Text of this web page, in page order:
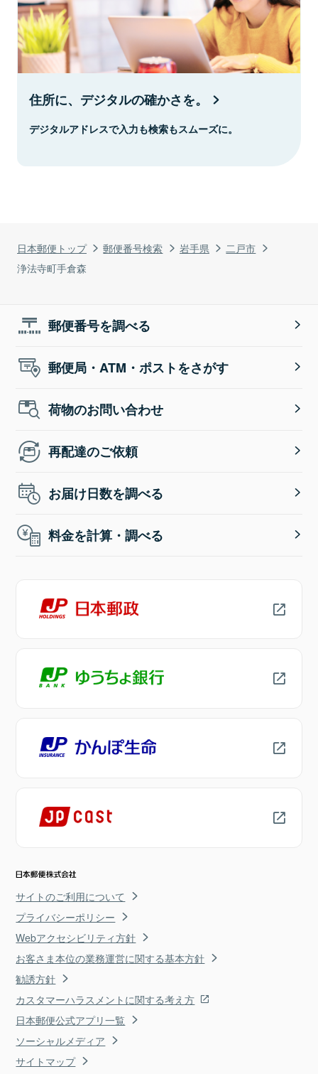
日本郵便トップ 郵便番号検索 岩手県
二戸市
浄法寺町手倉森
住所に、デジタルの確かさを。
デジタルアドレスで入力も検索もスムーズに。
郵便番号を調べる
郵便局・ATM・ポストをさがす
荷物のお問い合わせ
再配達のご依頼
お届け日数を調べる
料金を計算・調べる
サイトのご利用について
プライバシーポリシー
Webアクセシビリティ方針
お客さま本位の業務運営に関する基本方針
勧誘方針
カスタマーハラスメントに関する考え方
日本郵便公式アプリ一覧
ソーシャルメディア
サイトマップ